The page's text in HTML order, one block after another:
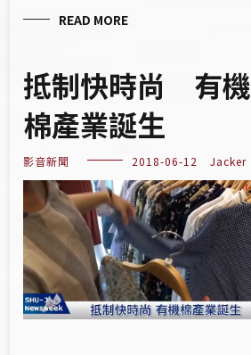
READ MORE
抵制快時尚 有機
棉產業誕生
影音新聞 2018-06-12 Jacker